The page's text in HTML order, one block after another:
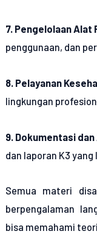
7. Pengelolaan Alat
penggunaan, dan
8. Pelayanan
lingkungan
9. Dokumentasi
dan laporan K3 yang
Semua materi
berpengalaman
bisa memahami